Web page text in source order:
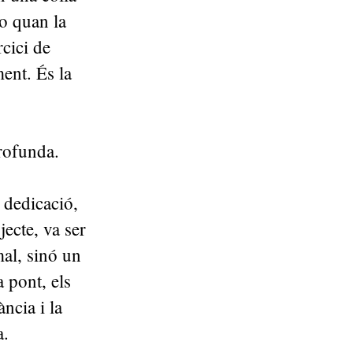
quan la
de
És la
va ser
sinó un
pont, els
i la